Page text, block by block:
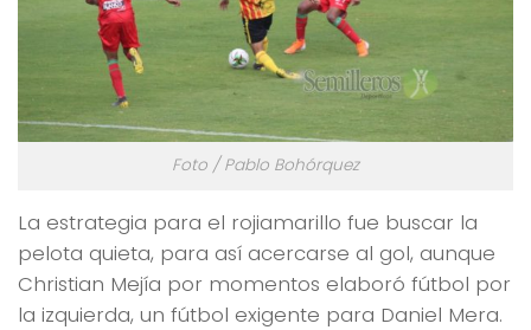
Foto / Pablo Bohórquez
La estrategia para el rojiamarillo fue buscar la
pelota quieta, para así acercarse al gol, aunque
Christian Mejía por momentos elaboró fútbol por
la izquierda, un fútbol exigente para Daniel Mera.